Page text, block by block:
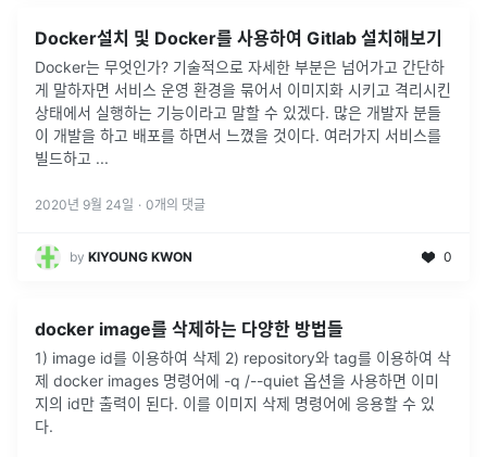
Docker설치 및 Docker를 사용하여 Gitlab 설치해보기
Docker는 무엇인가? 기술적으로 자세한 부분은 넘어가고 간단하
게 말하자면 서비스 운영 환경을 묶어서 이미지화 시키고 격리시킨
상태에서 실행하는 기능이라고 말할 수 있겠다. 많은 개발자 분들
이 개발을 하고 배포를 하면서 느꼈을 것이다. 여러가지 서비스를
빌드하고 ...
2020년 9월 24일 · 0개의 댓글
by KIYOUNG KWON 0
docker image를 삭제하는 다양한 방법들
1) image id를 이용하여 삭제 2) repository와 tag를 이용하여 삭
제 docker images 명령어에 -q /--quiet 옵션을 사용하면 이미
지의 id만 출력이 된다. 이를 이미지 삭제 명령어에 응용할 수 있
다.